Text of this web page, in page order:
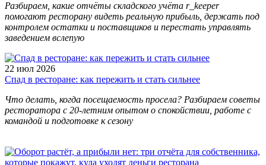
Разбираем, какие отчёты складского учёта r_keeper
помогают ресторану видеть реальную прибыль, держать под
контролем остатки и поставщиков и перестать управлять
заведением вслепую
22 июл 2026
Спад в ресторане: как пережить и стать сильнее
Что делать, когда посещаемость просела? Разбираем советы
ресторатора с 20-летним опытом о спокойствии, работе с
командой и подготовке к сезону